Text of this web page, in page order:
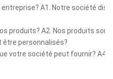
A1. Notre société
produits? A2. Nos produits
être personnalisés?
votre société peut fournir? A4.